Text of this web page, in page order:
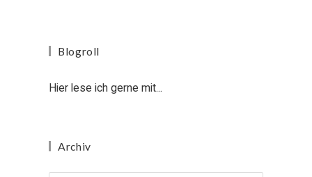
Blogroll
Hier lese ich gerne mit...
Archiv